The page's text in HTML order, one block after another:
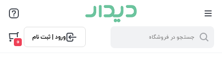
ورود | ثبت نام
0 فیلتر بر اساس قیمت